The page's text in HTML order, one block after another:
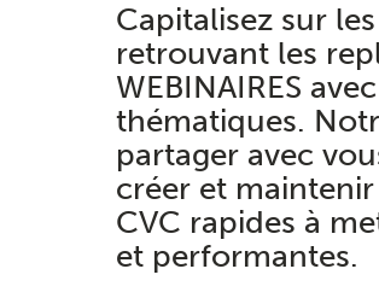
Capitalisez sur
retrouvant les
WEBINAIRES
thématiques.
partager avec
créer et
CVC rapides à
et performantes.